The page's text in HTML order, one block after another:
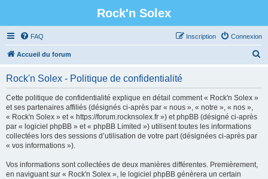
Rock'n Solex
FAQ Connexion
Inscription
Accueil du forum
Rock'n Solex - Politique de confidentialité
Cette politique de confidentialité explique en détail comment « Rock'n Solex »
et ses partenaires affiliés (désignés ci-après par « nous », « notre », « nos »,
« Rock'n Solex » et « https://forum.rocknsolex.fr ») et phpBB (désigné ci-après
par « logiciel phpBB » et « phpBB Limited ») utilisent toutes les informations
collectées lors des sessions d’utilisation de votre part (désignées ci-après par
« vos informations »).
Vos informations sont collectées de deux manières différentes. Premièrement,
en naviguant sur « Rock'n Solex », le logiciel phpBB génèrera un certain